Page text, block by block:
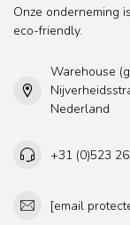
Onze onderneming
eco-friendly.
Warehouse
Nederland
+31 (0)523
[email